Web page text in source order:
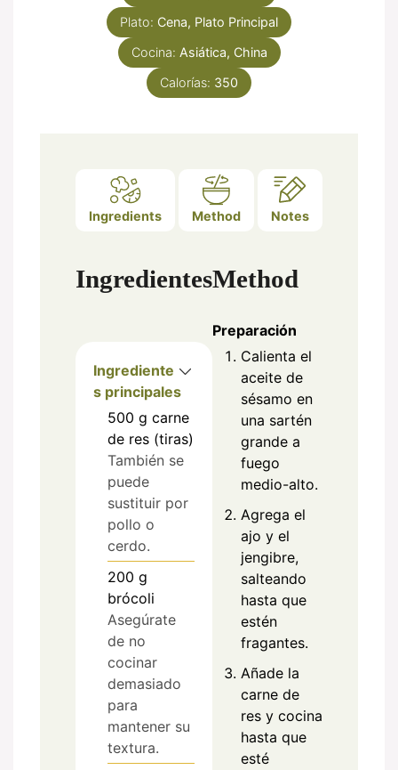
Plato: Cena, Plato Principal
Cocina: Asiática, China
Calorías: 350
Ingredients Method Notes
Ingredientes
Ingrediente
s principales
500 g carne
de res (tiras)
También se
puede
sustituir por
pollo o
cerdo.
200 g
brócoli
Asegúrate
de no
cocinar
demasiado
para
mantener su
textura.
Method
Preparación
Calienta el
aceite de
sésamo en
una sartén
grande a
fuego
medio-alto.
Agrega el
ajo y el
jengibre,
salteando
hasta que
estén
fragantes.
Añade la
carne de
res y cocina
hasta que
esté